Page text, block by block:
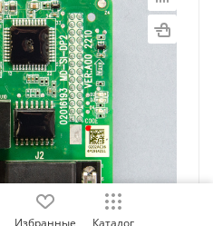
Избранные Каталог